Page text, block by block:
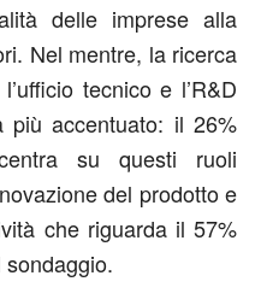
delle imprese alla
Nel mentre, la ricerca
tecnico e l’R&D
più accentuato: il 26%
su questi ruoli
del prodotto e
che riguarda il 57%